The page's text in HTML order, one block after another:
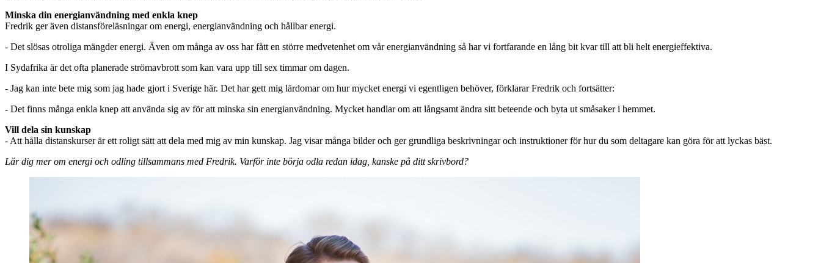
Minska din energianvändning med enkla knep
Fredrik ger även distansföreläsningar om energi, energianvändning och hållbar energi.
- Det slösas otroliga mängder energi. Även om många av oss har fått en större medvetenhet om vår energianvändning så har vi fortfarande en lång bit kvar till att bli helt energieffektiva.
I Sydafrika är det ofta planerade strömavbrott som kan vara upp till sex timmar om dagen.
- Jag kan inte bete mig som jag hade gjort i Sverige här. Det har gett mig lärdomar om hur mycket energi vi egentligen behöver, förklarar Fredrik och fortsätter:
- Det finns många enkla knep att använda sig av för att minska sin energianvändning. Mycket handlar om att långsamt ändra sitt beteende och byta ut småsaker i hemmet.
Vill dela sin kunskap
- Att hålla distanskurser är ett roligt sätt att dela med mig av min kunskap. Jag visar många bilder och ger grundliga beskrivningar och instruktioner för hur du som deltagare kan göra för att lyckas bäst.
Lär dig mer om energi och odling tillsammans med Fredrik. Varför inte börja odla redan idag, kanske på ditt skrivbord?